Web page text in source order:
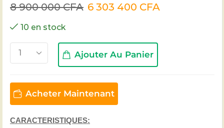
8 900 000CFA 6 303 400 CFA
10 en stock
Ajouter Au Panier
Acheter Maintenant
CARACTERISTIQUES: